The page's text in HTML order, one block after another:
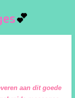
💕
aan dit goede